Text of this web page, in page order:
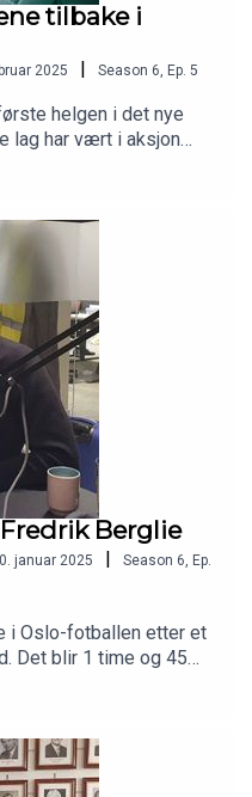
tilbake i
2025 Season 6, Ep. 5
helgen i det nye
lag har vært i aksjon
helgens
det som har rørt
uka. I studio:
Jonas Bucher og Pål
Berglie
januar 2025 Season 6, Ep.
i Oslo-fotballen etter et
Det blir 1 time og 45
Skeid-kapteinen, der vi
om tiden i Skeid (og
ett kvarter på tampen
siste uka. I studio:
og Fredrik Berglie.